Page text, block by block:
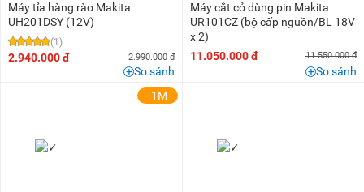
Máy tỉa hàng rào Makita
UH201DSY (12V)
(1)
2.940.000 đ 2.990.000 đ
So sánh
Máy cắt cỏ dùng pin Makita
UR101CZ (bộ cấp nguồn/BL 18V
x 2)
11.050.000 đ
11.550.000 đ
So sánh
-1M